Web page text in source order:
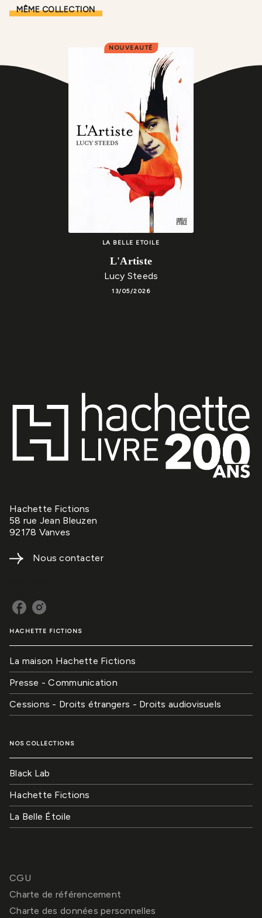
MÊME COLLECTION
NOUVEAUTÉ
LA BELLE ETOILE
L'Artiste
Lucy Steeds
13/05/2026
Hachette Fictions
58 rue Jean Bleuzen
92178 Vanves
Nous contacter
HACHETTE FICTIONS
La maison Hachette Fictions
Presse - Communication
Cessions - Droits étrangers - Droits audiovisuels
NOS COLLECTIONS
Black Lab
Hachette Fictions
La Belle Étoile
CGU
Charte de référencement
Charte des données personnelles